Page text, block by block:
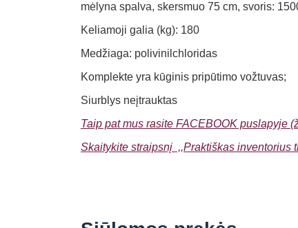
mėlyna spalva, skersmuo 75 cm, svoris:
Keliamoji galia (kg): 180
Medžiaga: polivinilchloridas
Komplekte yra kūginis pripūtimo vožtuvas;
Siurblys neįtrauktas
Taip pat mus rasite FACEBOOK puslapyje
Skaitykite straipsnį ,,Praktiškas inventorius